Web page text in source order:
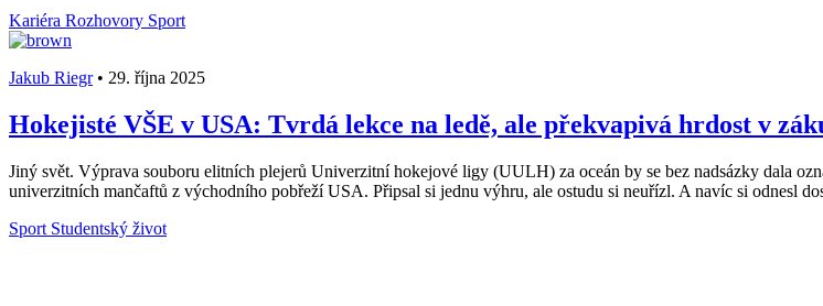
Kariéra Rozhovory Sport
Jakub Riegr • 29. října 2025
Hokejisté VŠE v USA: Tvrdá lekce na ledě, ale překvapivá hrdost v
Jiný svět. Výprava souboru elitních plejerů Univerzitní hokejové ligy (UULH) za oceán by se bez nadsázky dala
univerzitních mančaftů z východního pobřeží USA. Připsal si jednu výhru, ale ostudu si neuřízl. A navíc si odnesl
Sport Studentský život